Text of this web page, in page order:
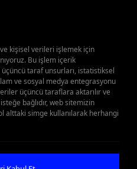
Önemli
kişisel verileri işlemek için
Bu işlem içerik
taraf unsurları, istatistiksel
ve sosyal medya entegrasyonu
üçüncü taraflara aktarılır ve
bağlıdır, web sitemizin
alttaki simge kullanılarak herhangi